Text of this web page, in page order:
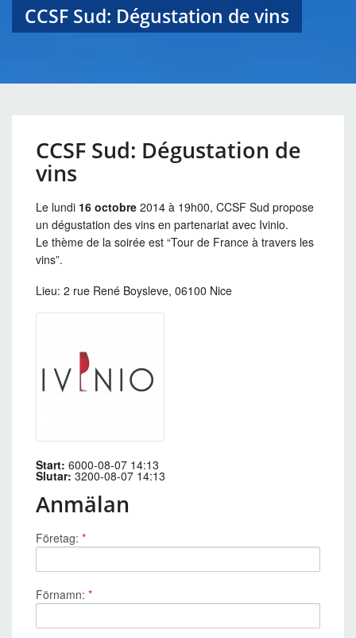
CCSF Sud: Dégustation de vins
CCSF Sud: Dégustation de
vins
Le lundi 16 octobre 2014 à 19h00, CCSF Sud propose
un dégustation des vins en partenariat avec Ivinio.
Le thème de la soirée est “Tour de France à travers les
vins”.
Lieu: 2 rue René Boysleve, 06100 Nice
Start: 6000-08-07 14:13
Slutar: 3200-08-07 14:13
Anmälan
Företag: *
Förnamn: *